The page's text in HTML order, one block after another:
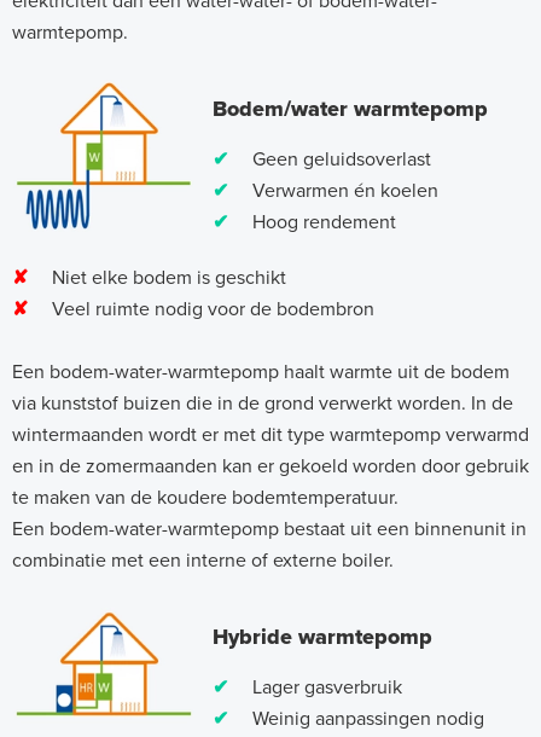
warmtepomp.
Bodem/water warmtepomp
✔ Geen geluidsoverlast
✔ Verwarmen én koelen
✔ Hoog rendement
✘ Niet elke bodem is geschikt
✘ Veel ruimte nodig voor de bodembron
Een bodem-water-warmtepomp haalt warmte uit de bodem
via kunststof buizen die in de grond verwerkt worden. In de
wintermaanden wordt er met dit type warmtepomp verwarmd
en in de zomermaanden kan er gekoeld worden door gebruik
te maken van de koudere bodemtemperatuur.
Een bodem-water-warmtepomp bestaat uit een binnenunit in
combinatie met een interne of externe boiler.
Hybride warmtepomp
✔ Lager gasverbruik
✔ Weinig aanpassingen nodig